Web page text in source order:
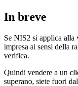
In breve
Se NIS2 si applica alla
impresa ai sensi della
verifica.
Quindi vendere a un
superano, siete fuori